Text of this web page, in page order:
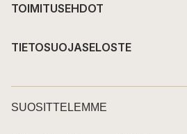
TOIMITUSEHDOT
TIETOSUOJASELOSTE
SUOSITTELEMME